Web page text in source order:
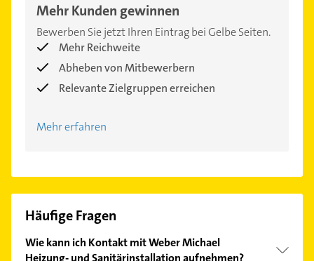
Mehr Kunden gewinnen
Bewerben Sie jetzt Ihren Eintrag bei Gelbe Seiten.
Mehr Reichweite
Abheben von Mitbewerbern
Relevante Zielgruppen erreichen
Mehr erfahren
Häufige Fragen
Wie kann ich Kontakt mit Weber Michael
Heizung- und Sanitärinstallation aufnehmen?